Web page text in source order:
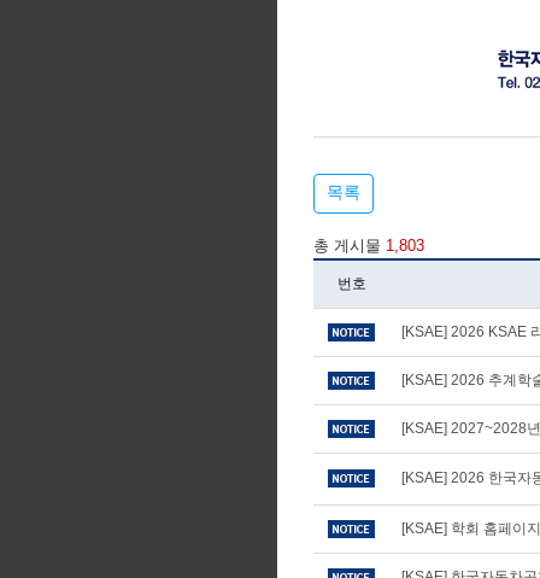
목록
총 게시물 1,803
번호
[KSAE] 2026 KSAE
[KSAE] 2026 추계학
[KSAE] 2027~2028
[KSAE] 2026 한국자
[KSAE] 학회 홈페이